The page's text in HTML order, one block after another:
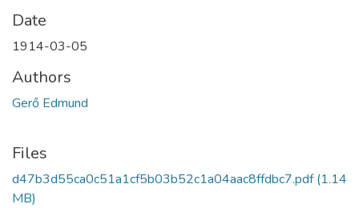
Date
1914-03-05
Authors
Gerő Edmund
Files
d47b3d55ca0c51a1cf5b03b52c1a04aac8ffdbc7.pdf(1.14
MB)